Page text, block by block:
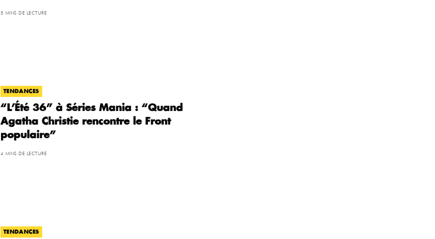
5 MINS DE LECTURE
TENDANCES
“L’Été 36” à Séries Mania : “Quand
Agatha Christie rencontre le Front
populaire”
4 MINS DE LECTURE
TENDANCES